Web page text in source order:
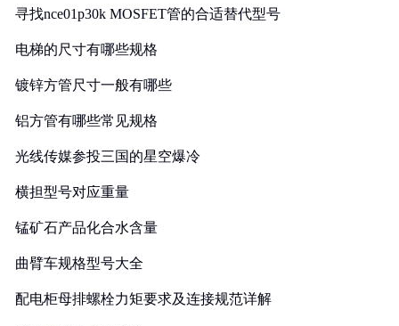
寻找nce01p30k MOSFET管的合适替代型号
电梯的尺寸有哪些规格
镀锌方管尺寸一般有哪些
铝方管有哪些常见规格
光线传媒参投三国的星空爆冷
横担型号对应重量
锰矿石产品化合水含量
曲臂车规格型号大全
配电柜母排螺栓力矩要求及连接规范详解